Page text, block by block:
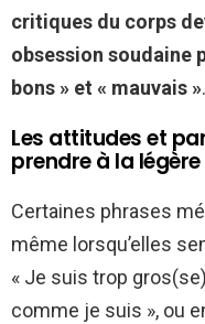
critiques du corps
obsession soudaine
bons » et « mauvais ».
Les attitudes et
prendre à la légère
Certaines phrases
même lorsqu’elles
« Je suis trop
comme je suis », ou